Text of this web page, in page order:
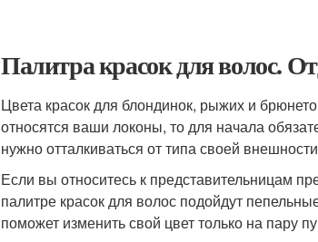
Палитра красок для волос.
Цвета красок для блондинок, рыжих и
относятся ваши локоны, то для начала
нужно отталкиваться от типа своей
Если вы относитесь к представительницам
палитре красок для волос подойдут
поможет изменить свой цвет только на пару